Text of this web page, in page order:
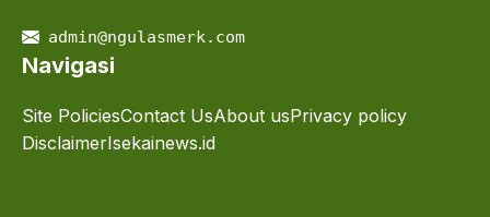
admin@ngulasmerk.com
Navigasi
Site PoliciesContact UsAbout usPrivacy policy
DisclaimerIsekainews.id